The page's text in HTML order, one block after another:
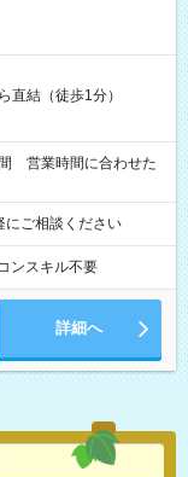
結（徒歩1分）
ご相談ください
ンスキル不要
詳細へ